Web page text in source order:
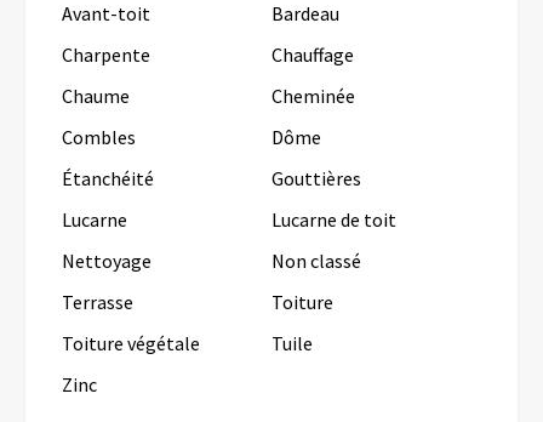
Avant-toit
Bardeau
Charpente
Chauffage
Chaume
Cheminée
Combles
Dôme
Étanchéité
Gouttières
Lucarne
Lucarne de toit
Nettoyage
Non classé
Terrasse
Toiture
Toiture végétale
Tuile
Zinc